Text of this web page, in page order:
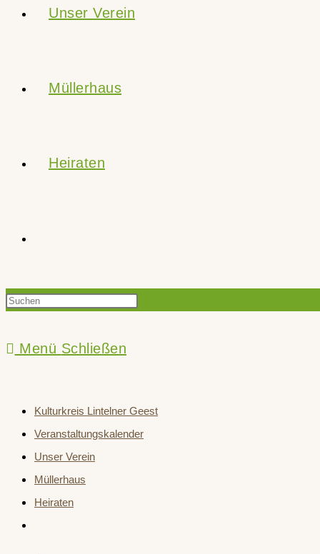
Unser Verein
Müllerhaus
Heiraten
Suche
Press
search
panel.
Menü Schließen
Kulturkreis Lintelner Geest
Veranstaltungskalender
Unser Verein
Müllerhaus
Heiraten